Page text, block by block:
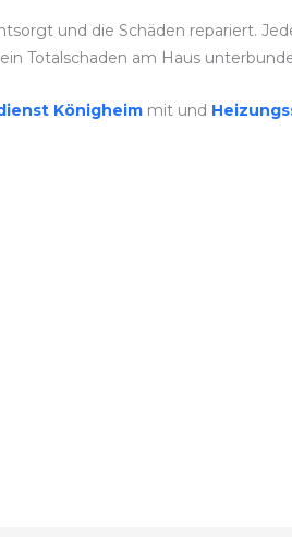
und die Schäden repariert.
Totalschaden am Haus
Königheim mit und